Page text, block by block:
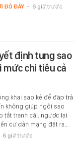
ĐÓ ĐÂY - 6 giờ trước
định tung sao
mức chi tiêu cả
khai sao kê để đáp trả
không giúp ngôi sao
tắt tranh cãi, ngược lại
cư dân mạng đặt ra…
6 giờ trước